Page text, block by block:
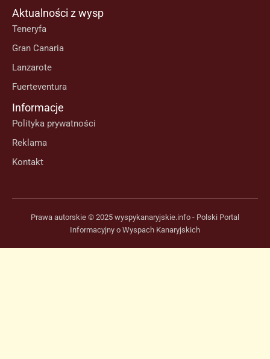
Aktualności z wysp
Teneryfa
Gran Canaria
Lanzarote
Fuerteventura
Informacje
Polityka prywatności
Reklama
Kontakt
Prawa autorskie © 2025 wyspykanaryjskie.info - Polski Portal
Informacyjny o Wyspach Kanaryjskich